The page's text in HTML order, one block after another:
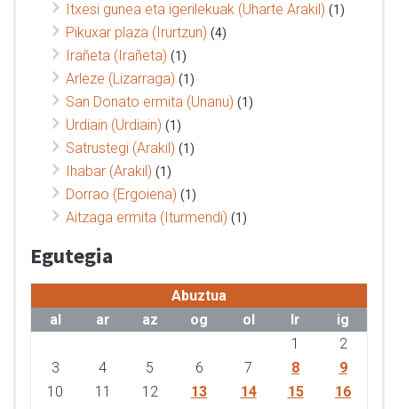
Itxesi gunea eta igerilekuak (Uharte Arakil) (1)
Pikuxar plaza (Irurtzun) (4)
Irañeta (Irañeta) (1)
Arleze (Lizarraga) (1)
San Donato ermita (Unanu) (1)
Urdiain (Urdiain) (1)
Satrustegi (Arakil) (1)
Ihabar (Arakil) (1)
Dorrao (Ergoiena) (1)
Aitzaga ermita (Iturmendi) (1)
Egutegia
Abuztua
al
ar az og ol lr
ig
1
2
3
4 5 6 7 8
9
10
11 12 13 14 15
16